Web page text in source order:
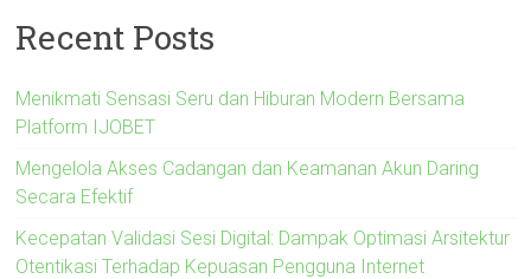
Recent Posts
Menikmati Sensasi Seru dan Hiburan Modern Bersama
Platform IJOBET
Mengelola Akses Cadangan dan Keamanan Akun Daring
Secara Efektif
Kecepatan Validasi Sesi Digital: Dampak Optimasi Arsitektur
Otentikasi Terhadap Kepuasan Pengguna Internet